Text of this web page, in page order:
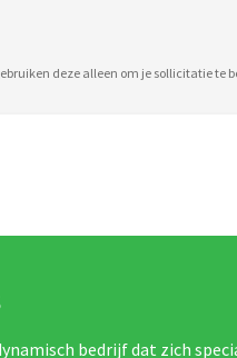
deze alleen om je sollicitatie te
bedrijf dat zich